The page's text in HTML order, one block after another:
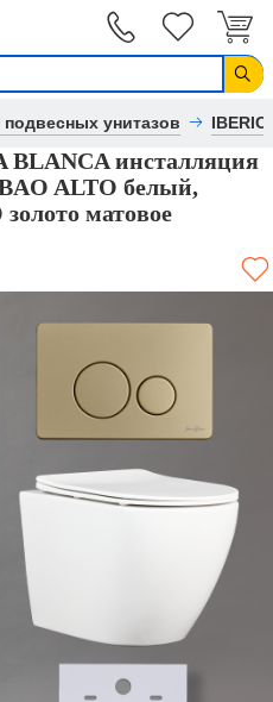
унитазов
BLANCA инсталляция
ALTO белый,
матовое